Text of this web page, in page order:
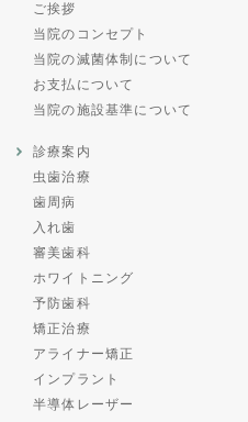
ご挨拶
当院のコンセプト
当院の滅菌体制について
お支払について
当院の施設基準について
診療案内
虫歯治療
歯周病
入れ歯
審美歯科
ホワイトニング
予防歯科
矯正治療
アライナー矯正
インプラント
半導体レーザー